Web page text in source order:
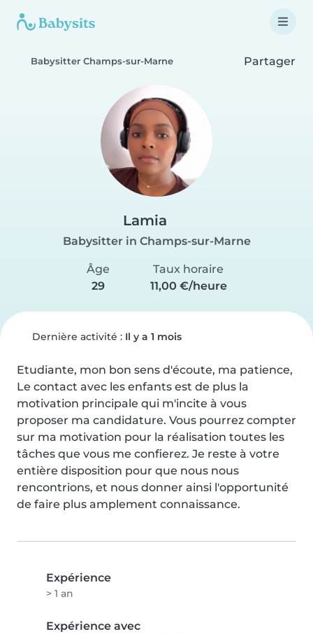
Babysitter Champs-sur-Marne Partager
Lamia
Babysitter in Champs-sur-Marne
Âge
29
Taux horaire
11,00 €/heure
Dernière activité : Il y a 1 mois
Etudiante, mon bon sens d'écoute, ma patience,
Le contact avec les enfants est de plus la
motivation principale qui m'incite à vous
proposer ma candidature. Vous pourrez compter
sur ma motivation pour la réalisation toutes les
tâches que vous me confierez. Je reste à votre
entière disposition pour que nous nous
rencontrions, et nous donner ainsi l'opportunité
de faire plus amplement connaissance.
Expérience
> 1 an
Expérience avec